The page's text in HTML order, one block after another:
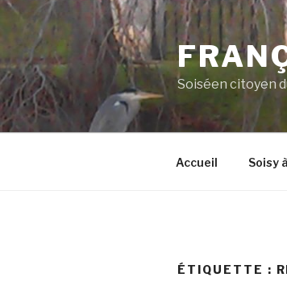
Aller
contenu
principal
Soiséen citoyen
Accueil Soisy
ÉTIQUETTE :